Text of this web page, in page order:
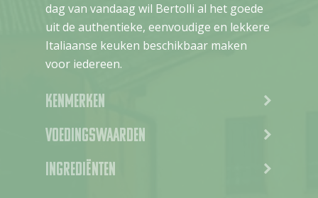
dag van vandaag wil Bertolli al het goede
uit de authentieke, eenvoudige en lekkere
Italiaanse keuken beschikbaar maken
voor iedereen.
Kenmerken
Voedingswaarden
Ingrediënten